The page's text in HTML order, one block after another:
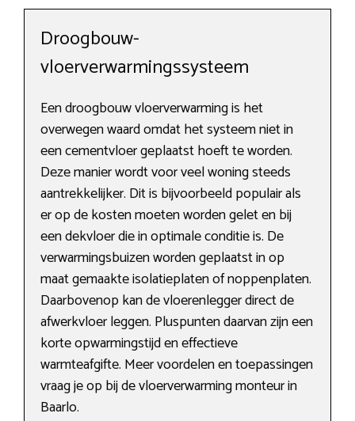
Droogbouw-
vloerverwarmingssysteem
Een droogbouw vloerverwarming is het
overwegen waard omdat het systeem niet in
een cementvloer geplaatst hoeft te worden.
Deze manier wordt voor veel woning steeds
aantrekkelijker. Dit is bijvoorbeeld populair als
er op de kosten moeten worden gelet en bij
een dekvloer die in optimale conditie is. De
verwarmingsbuizen worden geplaatst in op
maat gemaakte isolatieplaten of noppenplaten.
Daarbovenop kan de vloerenlegger direct de
afwerkvloer leggen. Pluspunten daarvan zijn een
korte opwarmingstijd en effectieve
warmteafgifte. Meer voordelen en toepassingen
vraag je op bij de vloerverwarming monteur in
Baarlo.